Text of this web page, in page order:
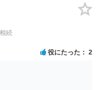
める答弁書を提出すれ
その日は差支え（用事
問３について 弁護士で
思います。郵送（期
面記載の裁判所書記官
続
役にたった 2